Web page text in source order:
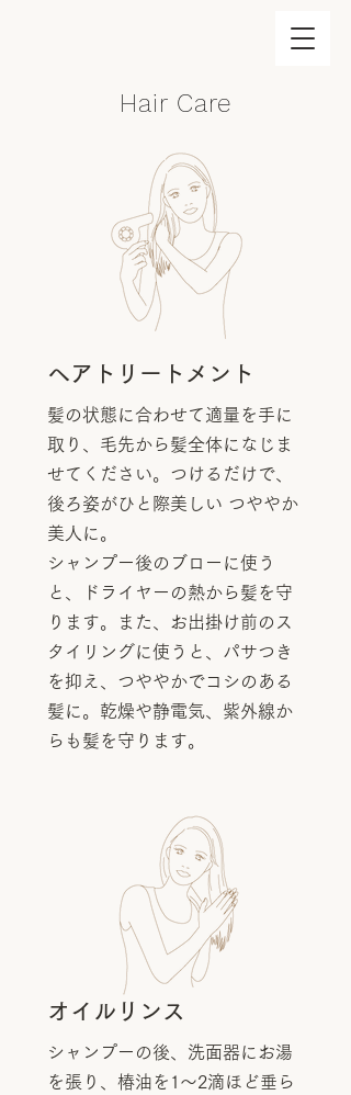
Hair Care
ヘアトリートメント
髪の状態に合わせて適量を手に
取り、毛先から髪全体になじま
せてください。つけるだけで、
後ろ姿がひと際美しい つややか
美人に。
シャンプー後のブローに使う
と、ドライヤーの熱から髪を守
ります。また、お出掛け前のス
タイリングに使うと、パサつき
を抑え、つややかでコシのある
髪に。乾燥や静電気、紫外線か
らも髪を守ります。
オイルリンス
シャンプーの後、洗面器にお湯
を張り、椿油を1～2滴ほど垂ら